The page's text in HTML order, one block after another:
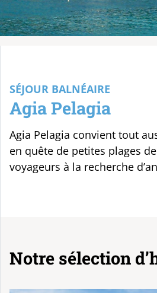
SÉJOUR BALNÉAIRE
Agia Pelagia
Agia Pelagia convient tout
en quête de petites plages
voyageurs à la recherche
Notre sélection